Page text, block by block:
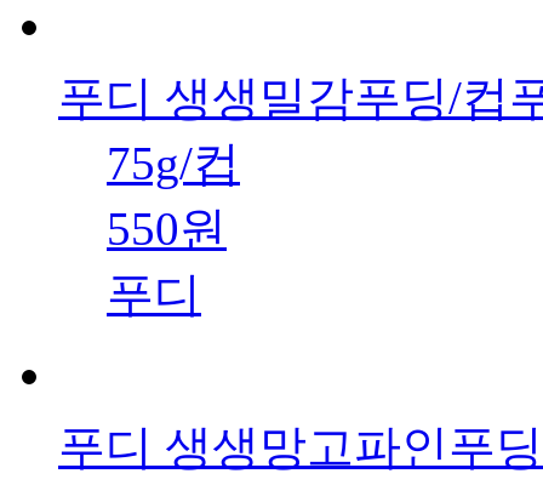
푸디 생생밀감푸딩/컵
75g/컵
550원
푸디
푸디 생생망고파인푸